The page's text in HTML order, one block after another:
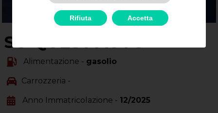
SU QUEST'AUTO
Alimentazione - gasolio
Carrozzeria -
Anno Immatricolazione - 12/2025
Rifiuta Accetta